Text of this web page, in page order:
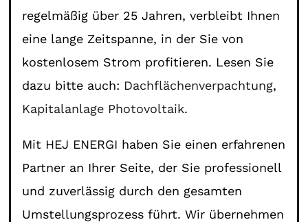
regelmäßig über 25 Jahren, verbleibt Ihnen
eine lange Zeitspanne, in der Sie von
kostenlosem Strom profitieren. Lesen Sie
dazu bitte auch: Dachflächenverpachtung,
Kapitalanlage Photovoltaik.
Mit HEJ ENERGI haben Sie einen erfahrenen
Partner an Ihrer Seite, der Sie professionell
und zuverlässig durch den gesamten
Umstellungsprozess führt. Wir übernehmen